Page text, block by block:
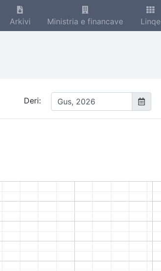
Arkivi Ministria e financave Linqe
Deri: